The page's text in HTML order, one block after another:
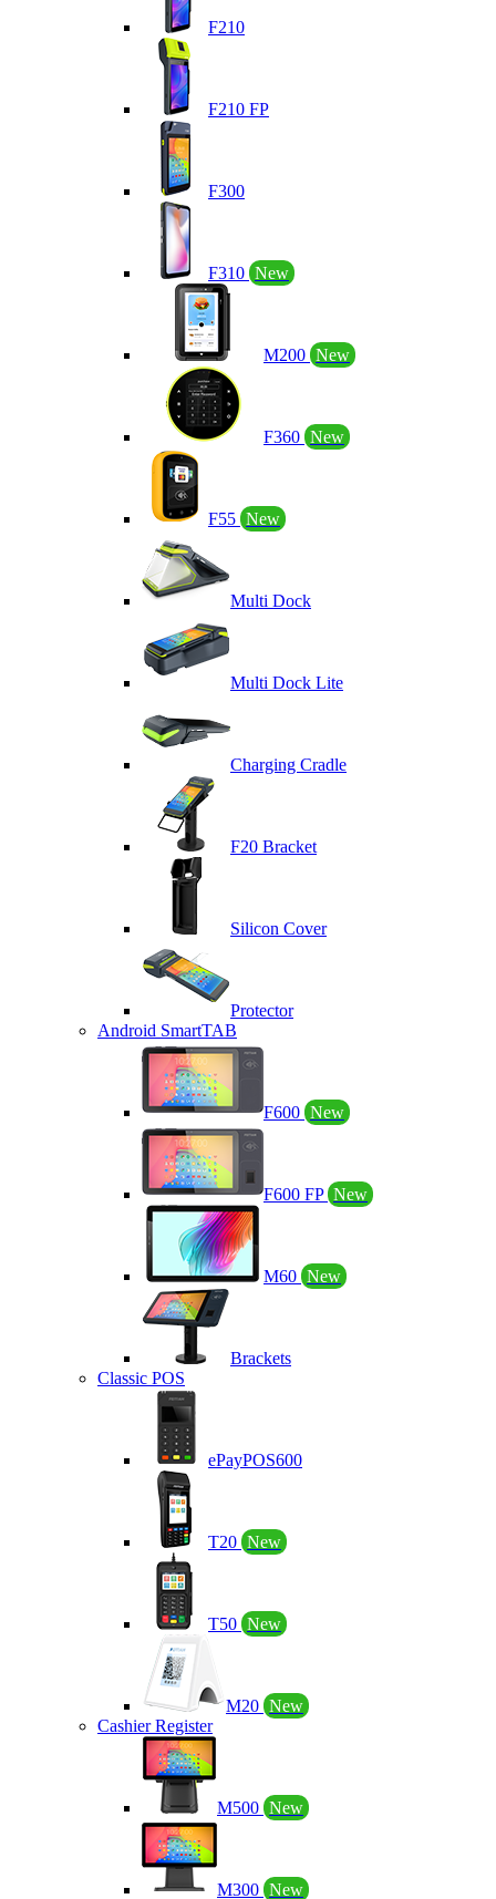
F210
F210 FP
F300
F310 New
M200 New
F360 New
F55 New
Multi Dock
Multi Dock Lite
Charging Cradle
F20 Bracket
Silicon Cover
Protector
Android SmartTAB
F600 New
F600 FP New
M60 New
Brackets
Classic POS
ePayPOS600
T20 New
T50 New
M20 New
Cashier Register
M500 New
M300 New